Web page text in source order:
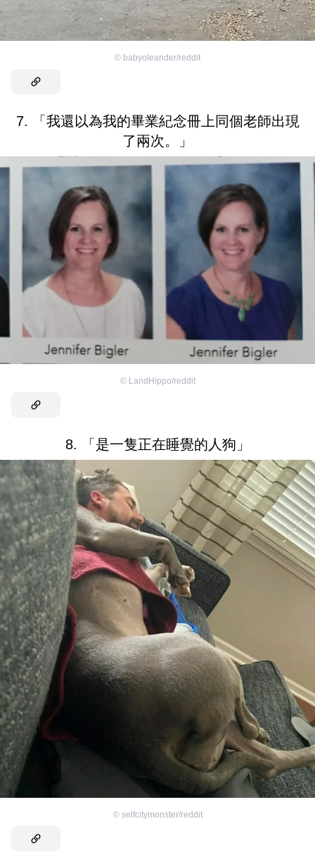
© babyoleander/reddit
7. 「我還以為我的畢業紀念冊上同個老師出現
了兩次。」
© LandHippo/reddit
8. 「是一隻正在睡覺的人狗」
© selfcitymonster/reddit